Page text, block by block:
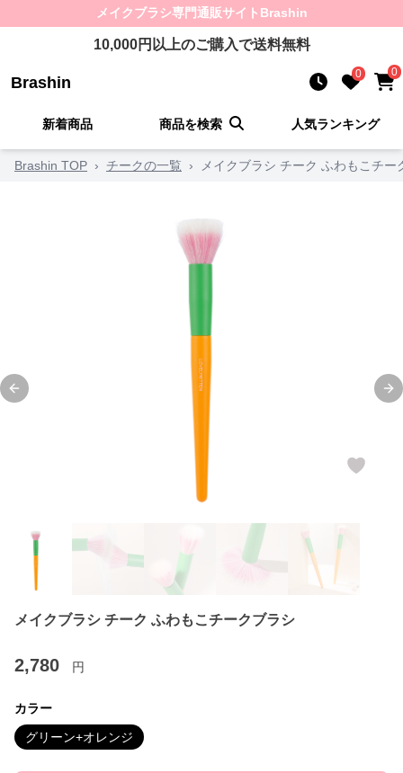
メイクブラシ専門通販サイト Brashin
10,000円以上のご購入で送料無料
Brashin 0 0
新着商品 商品を検索 人気ランキング
Brashin TOP › チークの一覧 › メイクブラシ チーク ふわもこチー
Previous slide
メイクブラシ チーク ふわもこチークブラシ
2,780 円
カラー
グリーン+オレンジ